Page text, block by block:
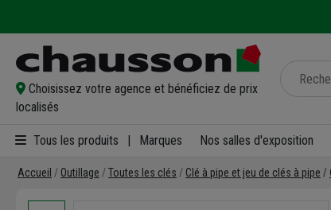
Choisissez votre agence et bénéficiez de prix
localisés
Tous les produits Marques Nos salles d'exposition
Accueil Outillage Toutes les clés Clé à pipe et jeu de clés à pipe